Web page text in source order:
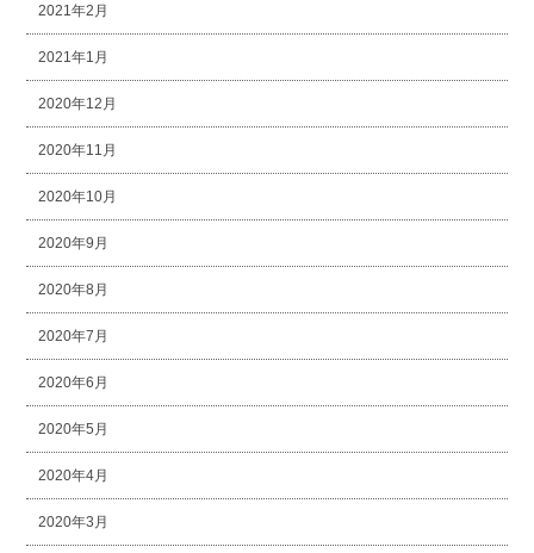
2021年2月
2021年1月
2020年12月
2020年11月
2020年10月
2020年9月
2020年8月
2020年7月
2020年6月
2020年5月
2020年4月
2020年3月